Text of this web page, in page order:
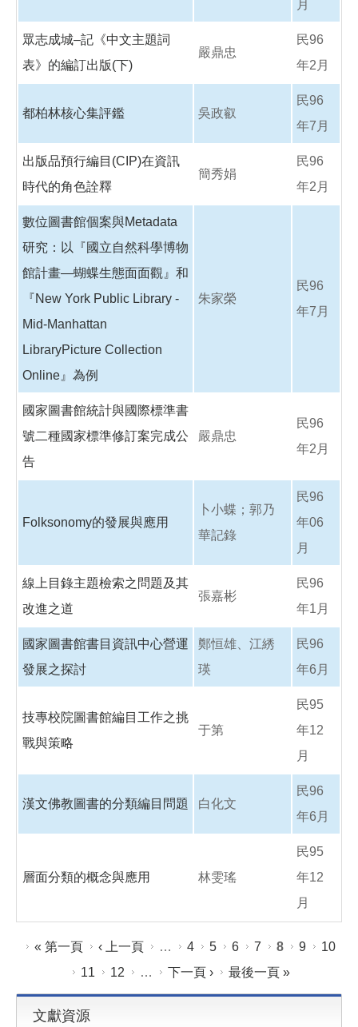
月
眾志成城–記《中文主題詞
表》的編訂出版(下)
嚴鼎忠
民96
年2月
都柏林核心集評鑑 吳政叡
民96
年7月
出版品預行編目(CIP)在資訊
時代的角色詮釋
簡秀娟
民96
年2月
數位圖書館個案與Metadata
研究：以『國立自然科學博物
館計畫—蝴蝶生態面面觀』和
『New York Public Library -
Mid-Manhattan
LibraryPicture Collection
Online』為例
朱家榮
民96
年7月
國家圖書館統計與國際標準書
號二種國家標準修訂案完成公
告
嚴鼎忠
民96
年2月
Folksonomy的發展與應用
卜小蝶；郭乃
華記錄
民96
年06
月
線上目錄主題檢索之問題及其
改進之道
張嘉彬
民96
年1月
國家圖書館書目資訊中心營運
發展之探討
鄭恒雄、江綉
瑛
民96
年6月
技專校院圖書館編目工作之挑
戰與策略
于第
民95
年12
月
漢文佛教圖書的分類編目問題 白化文
民96
年6月
層面分類的概念與應用 林雯瑤
民95
年12
月
頁面
« 第一頁 ‹ 上一頁 … 4 5 6 7 8 9
10
11
12 … 下一頁 › 最後一頁 »
文獻資源